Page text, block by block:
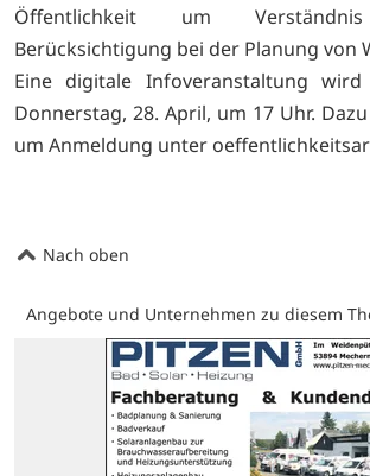
Öffentlichkeit um
Berücksichtigung bei der Planung von
Eine digitale Infoveranstaltung
Donnerstag, 28. April, um 17 Uhr.
um Anmeldung unter
Nach oben
Angebote und Unternehmen zu diesem